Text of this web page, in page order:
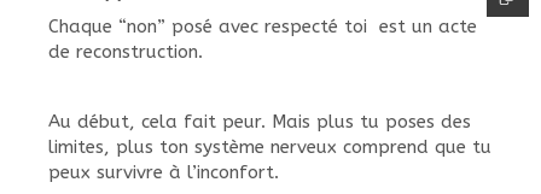
Chaque “non” posé avec respecté toi est un acte
de reconstruction.
Au début, cela fait peur. Mais plus tu poses des
limites, plus ton système nerveux comprend que tu
peux survivre à l’inconfort.